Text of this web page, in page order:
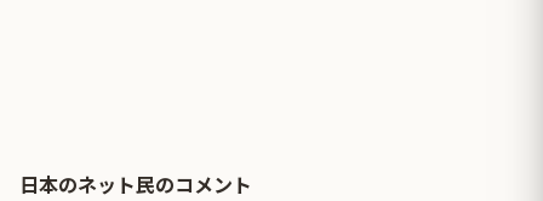
日本のネット民のコメント